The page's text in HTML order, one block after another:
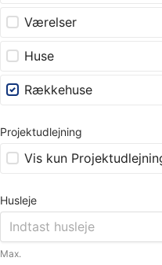
Værelser
Huse
Rækkehuse
Projektudlejning
Vis kun
Husleje
Max.